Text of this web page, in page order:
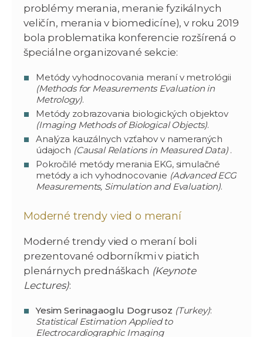
problémy merania, meranie fyzikálnych
veličín, merania v biomedicíne), v roku 2019
bola problematika konferencie rozšírená o
špeciálne organizované sekcie:
Metódy vyhodnocovania meraní v metrológii
(Methods for Measurements Evaluation in
Metrology).
Metódy zobrazovania biologických objektov
(Imaging Methods of Biological Objects).
Analýza kauzálnych vzťahov v nameraných
údajoch (Causal Relations in Measured Data).
Pokročilé metódy merania EKG, simulačné
metódy a ich vyhodnocovanie (Advanced ECG
Measurements, Simulation and Evaluation).
Moderné trendy vied o meraní
Moderné trendy vied o meraní boli
prezentované odborníkmi v piatich
plenárnych prednáškach (Keynote
Lectures):
Yesim Serinagaoglu Dogrusoz (Turkey):
Statistical Estimation Applied to
Electrocardiographic Imaging